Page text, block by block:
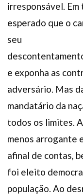
irresponsável. Em
esperado que o
seu
e exponha as
adversário. Mas
mandatário da
todos os limites.
menos arrogante
afinal de contas,
foi eleito
população. Ao